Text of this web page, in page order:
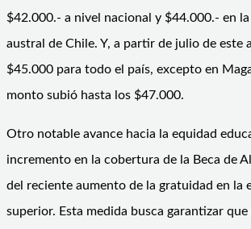
$42.000.- a nivel nacional y $44.000.- en
austral de Chile. Y, a partir de julio de este
$45.000 para todo el país, excepto en
monto subió hasta los $47.000.
Otro notable avance hacia la equidad
incremento en la cobertura de la Beca de
del reciente aumento de la gratuidad en la
superior. Esta medida busca garantizar